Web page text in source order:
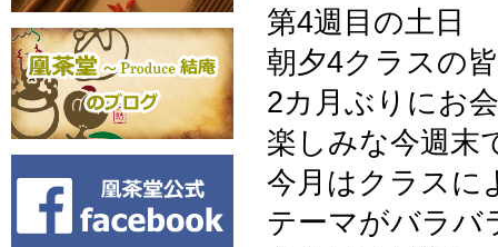
第4週目の土日
朝夕4クラスの
2カ月ぶりにお
楽しみな今週末
今月はクラスに
テーマがバラバ